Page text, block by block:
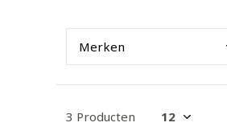
Merken
3 Producten